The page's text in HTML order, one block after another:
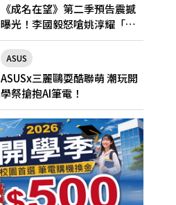
《成名在望》第二季預告震撼
曝光！李國毅怒嗆姚淳耀「當
邱家的狗」兄弟情決裂
ASUS
ASUSx三麗鷗耍酷聯萌 潮玩開
學祭搶抱AI筆電！